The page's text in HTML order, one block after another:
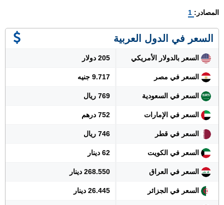
المصادر:
السعر في الدول العربية
السعر بالدولار الأمريكي 205 دولار
السعر في مصر 9.717 جنيه
السعر في السعودية 769 ريال
السعر في الإمارات 752 درهم
السعر في قطر 746 ريال
السعر في الكويت 62 دينار
السعر في العراق 268.550 دينار
السعر في الجزائر 26.445 دينار